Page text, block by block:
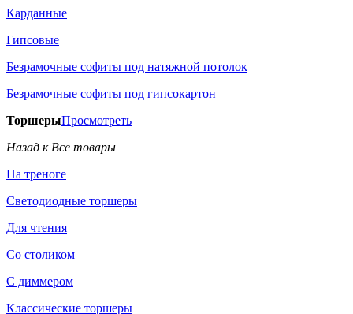
Карданные
Гипсовые
Безрамочные софиты под натяжной потолок
Безрамочные софиты под гипсокартон
ТоршерыПросмотреть
Назад к Все товары
На треноге
Светодиодные торшеры
Для чтения
Со столиком
С диммером
Классические торшеры